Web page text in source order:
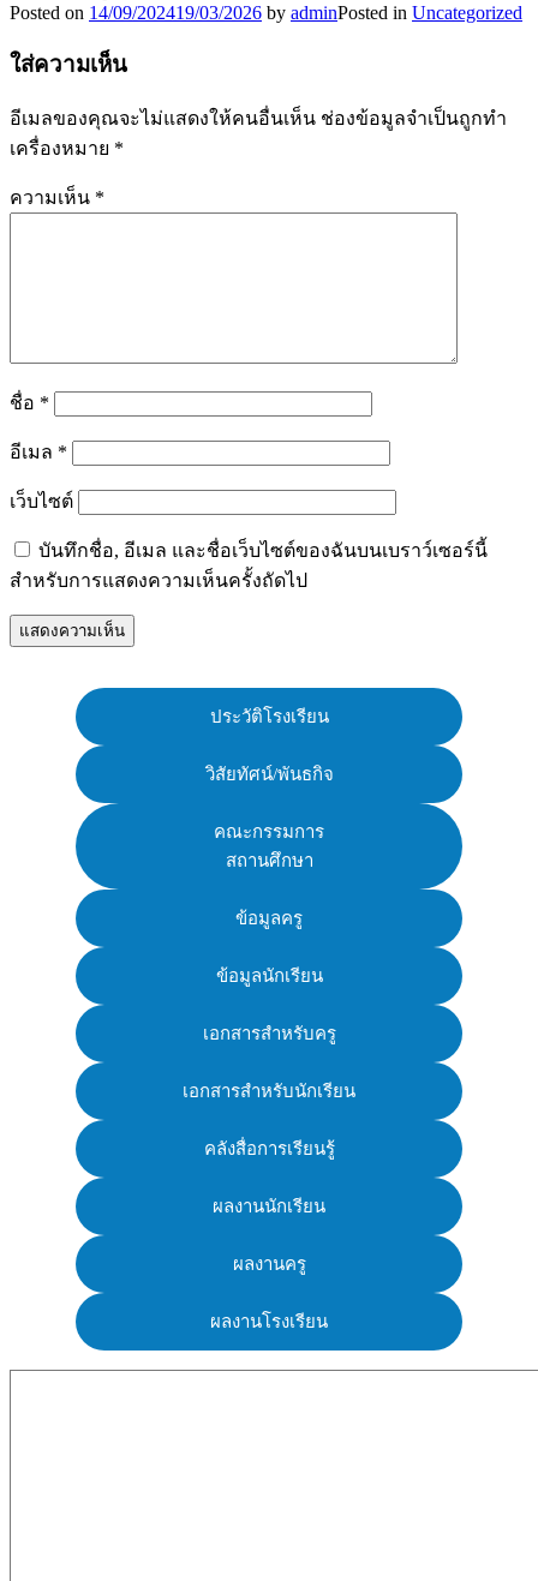
Posted on 14/09/202419/03/2026 by adminPosted in Uncategorized
ใส่ความเห็น
อีเมลของคุณจะไม่แสดงให้คนอื่นเห็น ช่องข้อมูลจำเป็นถูกทำ
เครื่องหมาย *
ความเห็น *
ชื่อ *
อีเมล *
เว็บไซต์
บันทึกชื่อ, อีเมล และชื่อเว็บไซต์ของฉันบนเบราว์เซอร์นี้
สำหรับการแสดงความเห็นครั้งถัดไป
ประวัติโรงเรียน
วิสัยทัศน์/พันธกิจ
คณะกรรมการ
สถานศึกษา
ข้อมูลครู
ข้อมูลนักเรียน
เอกสารสำหรับครู
เอกสารสำหรับนักเรียน
คลังสื่อการเรียนรู้
ผลงานนักเรียน
ผลงานครู
ผลงานโรงเรียน